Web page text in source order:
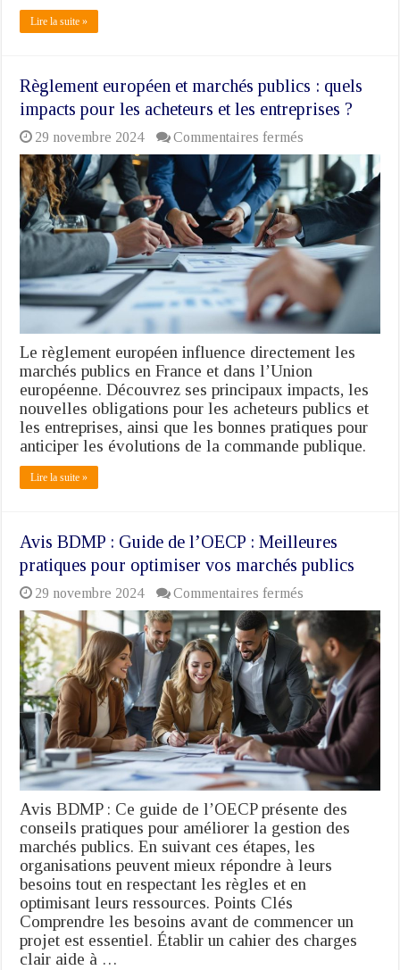
Lire la suite »
Règlement européen et marchés publics : quels
impacts pour les acheteurs et les entreprises ?
29 novembre 2024 Commentaires fermés
Règlement
européen
et
marchés
publics
:
quels
impacts
pour
acheteurs
et
entreprises
?
Le règlement européen influence directement les
marchés publics en France et dans l’Union
européenne. Découvrez ses principaux impacts, les
nouvelles obligations pour les acheteurs publics et
les entreprises, ainsi que les bonnes pratiques pour
anticiper les évolutions de la commande publique.
Lire la suite »
Avis BDMP : Guide de l’OECP : Meilleures
pratiques pour optimiser vos marchés publics
29 novembre 2024 Commentaires fermés
Avis
BDMP
:
Guide
de
l’OECP
:
Meilleures
pratiques
pour
optimiser
vos
marchés
publics
Avis BDMP : Ce guide de l’OECP présente des
conseils pratiques pour améliorer la gestion des
marchés publics. En suivant ces étapes, les
organisations peuvent mieux répondre à leurs
besoins tout en respectant les règles et en
optimisant leurs ressources. Points Clés
Comprendre les besoins avant de commencer un
projet est essentiel. Établir un cahier des charges
clair aide à …